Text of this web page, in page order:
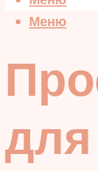
Меню